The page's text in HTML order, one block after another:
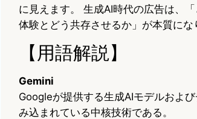
に見えます。 生成AI時代の広告は、
体験とどう共存させるか」が本質にな
【用語解説】
Gemini
Googleが提供する生成AIモデルおよ
み込まれている中核技術である。